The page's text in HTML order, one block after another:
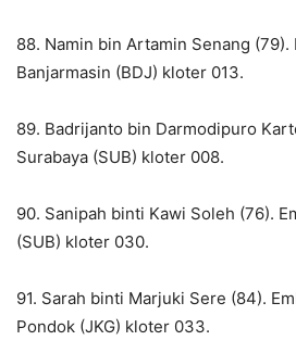
88. Namin bin Artamin Senang (79).
Banjarmasin (BDJ) kloter 013.
89. Badrijanto bin Darmodipuro
Surabaya (SUB) kloter 008.
90. Sanipah binti Kawi Soleh (76).
(SUB) kloter 030.
91. Sarah binti Marjuki Sere (84).
Pondok (JKG) kloter 033.